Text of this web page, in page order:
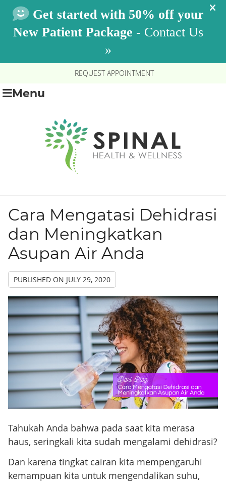
REQUEST APPOINTMENT
Menu
Cara Mengatasi Dehidrasi
dan Meningkatkan
Asupan Air Anda
PUBLISHED ON JULY 29, 2020
Tahukah Anda bahwa pada saat kita merasa
haus, seringkali kita sudah mengalami dehidrasi?
Dan karena tingkat cairan kita mempengaruhi
kemampuan kita untuk mengendalikan suhu,